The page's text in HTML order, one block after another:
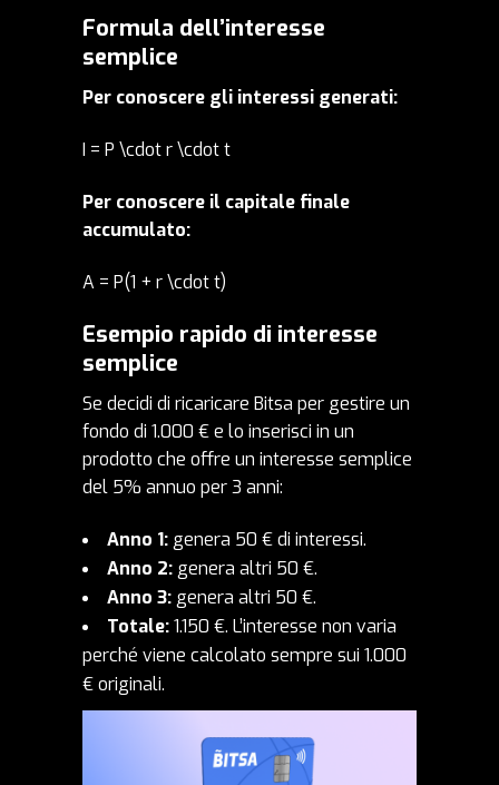
Formula dell’interesse
semplice
Per conoscere gli interessi generati:
I = P \cdot r \cdot t
Per conoscere il capitale finale
accumulato:
A = P(1 + r \cdot t)
Esempio rapido di interesse
semplice
Se decidi di ricaricare Bitsa per gestire un
fondo di 1.000 € e lo inserisci in un
prodotto che offre un interesse semplice
del 5% annuo per 3 anni:
Anno 1: genera 50 € di interessi.
Anno 2: genera altri 50 €.
Anno 3: genera altri 50 €.
Totale:1.150 €. L’interesse non varia
perché viene calcolato sempre sui 1.000
€ originali.